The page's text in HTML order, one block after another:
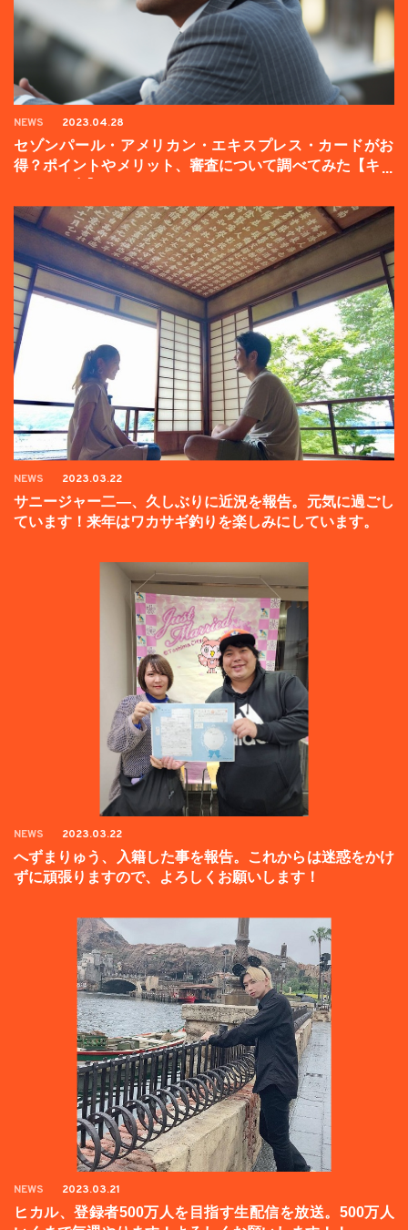
NEWS 2023.04.28
セゾンパール・アメリカン・エキスプレス・カードがお
得？ポイントやメリット、審査について調べてみた【キャ
NEWS 2023.03.22
サニージャー二―、久しぶりに近況を報告。元気に過ごし
ています！来年はワカサギ釣りを楽しみにしています。
NEWS 2023.03.22
へずまりゅう、入籍した事を報告。これからは迷惑をかけ
ずに頑張りますので、よろしくお願いします！
NEWS 2023.03.21
ヒカル、登録者500万人を目指す生配信を放送。500万人